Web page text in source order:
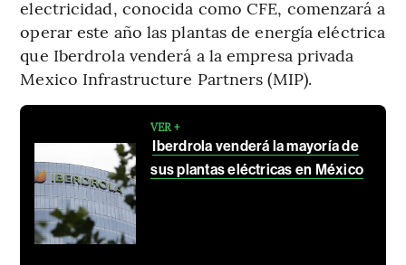
electricidad, conocida como CFE, comenzará a
operar este año las plantas de energía eléctrica
que Iberdrola venderá a la empresa privada
Mexico Infrastructure Partners (MIP).
VER +
Iberdrola venderá la mayoría de
sus plantas eléctricas en México